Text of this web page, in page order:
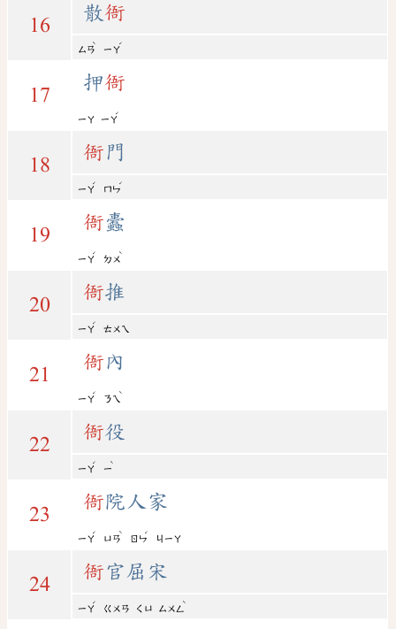
16
散衙
ㄙㄢ
ˋ
ㄧㄚ
ˊ
17
押衙
ㄧㄚ ㄧㄚ
ˊ
18
衙門
ㄧㄚ
ˊ
ㄇㄣ
ˊ
19
衙蠹
ㄧㄚ
ˊ
ㄉㄨ
ˋ
20
衙推
ㄧㄚ
ˊ
ㄊㄨㄟ
21
衙內
ㄧㄚ
ˊ
ㄋㄟ
ˋ
22
衙役
ㄧㄚ
ˊ
ㄧ
ˋ
23
衙院人家
ㄧㄚ
ˊ
ㄩㄢ
ˋ
ㄖㄣ
ˊ
ㄐㄧㄚ
24
衙 官屈宋
ㄧㄚ
ˊ
ㄍㄨㄢ ㄑㄩ ㄙㄨㄥ
ˋ